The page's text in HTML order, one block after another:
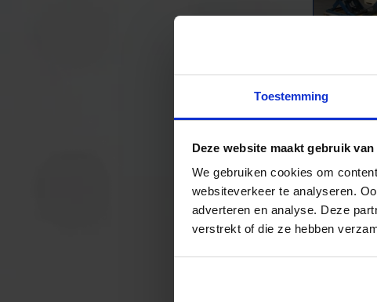
Toestemming
Deze website maakt gebruik
We gebruiken cookies om
websiteverkeer te analyseren.
adverteren en analyse. Deze
verstrekt of die ze hebben
Heftafels -
1000 kg | L